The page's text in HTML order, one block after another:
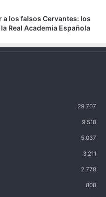
a los falsos Cervantes: los
Real Academia Española
29.707
9.518
5.037
3.211
2.778
808